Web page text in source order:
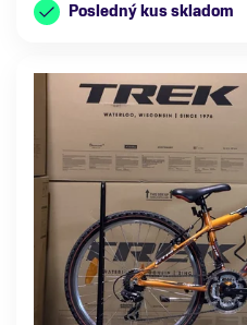
Posledný kus skladom